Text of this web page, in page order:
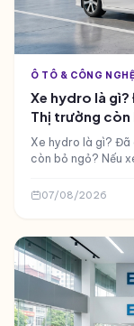
Ô TÔ & CÔNG NGHỆ
Xe hydro là
Thị trường còn
Xe hydro là gì?
còn bỏ ngỏ? Nếu xe điện cần 30 phút sạc nhanh để đi tiếp, loại
07/08/2026